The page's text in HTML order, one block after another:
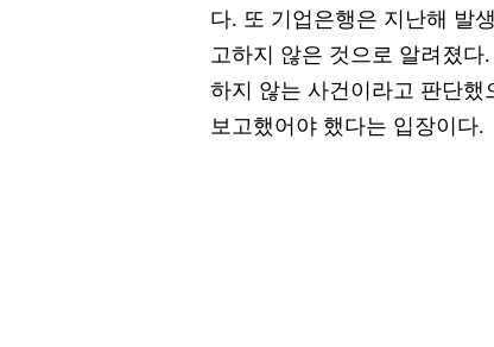
다. 또 기업은행은 지난해 발
고하지 않은 것으로 알려졌
하지 않는 사건이라고 판단
보고했어야 했다는 입장이다.